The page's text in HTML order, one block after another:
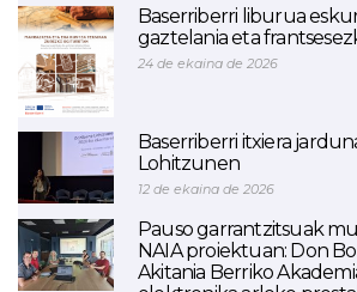
Baserriberri liburua
gaztelania eta
24 de ekaina de 2026
Baserriberri itxiera
Lohitzunen
12 de ekaina de 2026
Pauso garrantzitsuak
NAIA proiektuan: Don
Akitania Berriko